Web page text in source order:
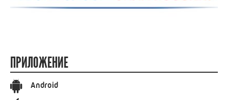
ПРИЛОЖЕНИЕ
Android